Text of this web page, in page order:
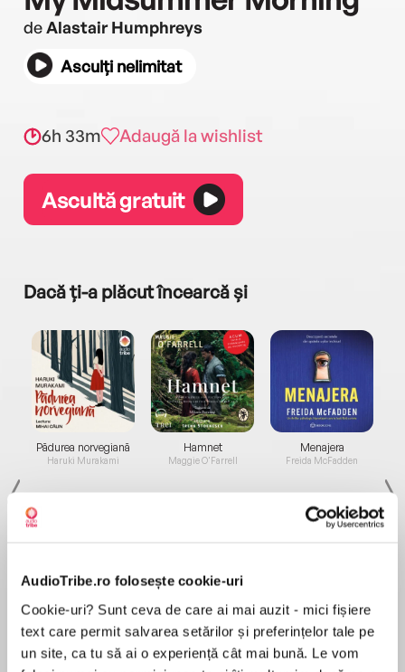
AudioTribe.ro folosește cookie-uri
Cookie-uri? Sunt ceva de care ai mai auzit - mici fișiere
text care permit salvarea setărilor și preferințelor tale pe
un site, ca tu să ai o experiență cât mai bună. Le vom
deAlastair Humphreys
Asculți nelimitat
6h 33m Adaugă la wishlist
Ascultă gratuit
Dacă ți-a plăcut încearcă și
Pădurea norvegiană
Haruki Murakami
Elita de Argint (Elita
de...
Dani Francis
Hamnet
Maggie O'Farrell
Diavolul se îmbracă de
la...
Lauren Weisberger
Menajera
Freida McFadden
Migdală
Sohn Won-pyung